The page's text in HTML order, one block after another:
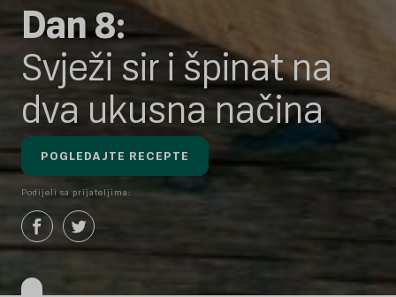
Dan 8:
Svježi sir i špinat na
dva ukusna načina
POGLEDAJTE RECEPTE
Podijeli sa prijateljima: